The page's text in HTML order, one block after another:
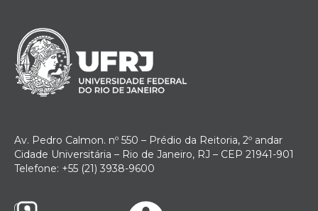
Av. Pedro Calmon. nº 550 – Prédio da Reitoria, 2º andar
Cidade Universitária – Rio de Janeiro, RJ – CEP 21941-901
Telefone: +55 (21) 3938-9600